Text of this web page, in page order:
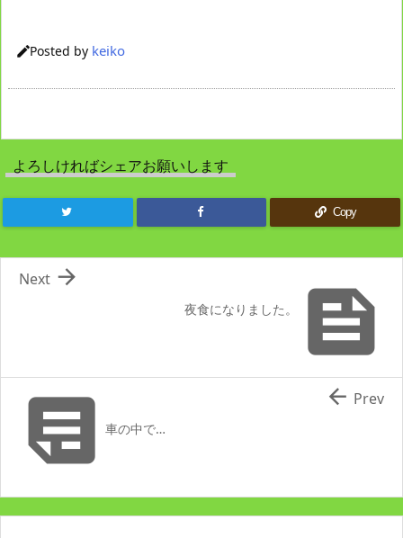
Posted by keiko
よろしければシェアお願いします
Copy

夜食になりました。

Next
車の中で…
 Prev